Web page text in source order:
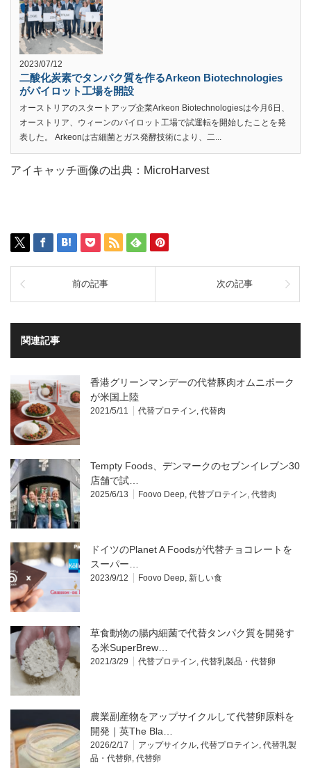
2023/07/12
二酸化炭素でタンパク質を作るArkeon Biotechnologies
がパイロット工場を開設
オーストリアのスタートアップ企業Arkeon Biotechnologiesは今月6日、
オーストリア、ウィーンのパイロット工場で試運転を開始したことを発
表した。 Arkeonは古細菌とガス発酵技術により、二...
アイキャッチ画像の出典：MicroHarvest
前の記事 次の記事
関連記事
香港グリーンマンデーの代替豚肉オムニポーク
が米国上陸
2021/5/11 代替プロテイン, 代替肉
Tempty Foods、デンマークのセブンイレブン30
店舗で試…
2025/6/13 Foovo Deep, 代替プロテイン, 代替肉
ドイツのPlanet A Foodsが代替チョコレートを
スーパー…
2023/9/12 Foovo Deep, 新しい食
草食動物の腸内細菌で代替タンパク質を開発す
る米SuperBrew…
2021/3/29 代替プロテイン, 代替乳製品・代替卵
農業副産物をアップサイクルして代替卵原料を
開発｜英The Bla…
2026/2/17 アップサイクル, 代替プロテイン, 代替乳製
品・代替卵, 代替卵